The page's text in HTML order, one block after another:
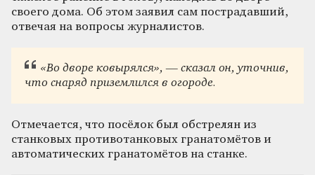
своего дома. Об этом заявил сам пострадавший,
отвечая на вопросы журналистов.
«Во дворе ковырялся», — сказал он, уточнив,
что снаряд приземлился в огороде.
Отмечается, что посёлок был обстрелян из
станковых противотанковых гранатомётов и
автоматических гранатомётов на станке.